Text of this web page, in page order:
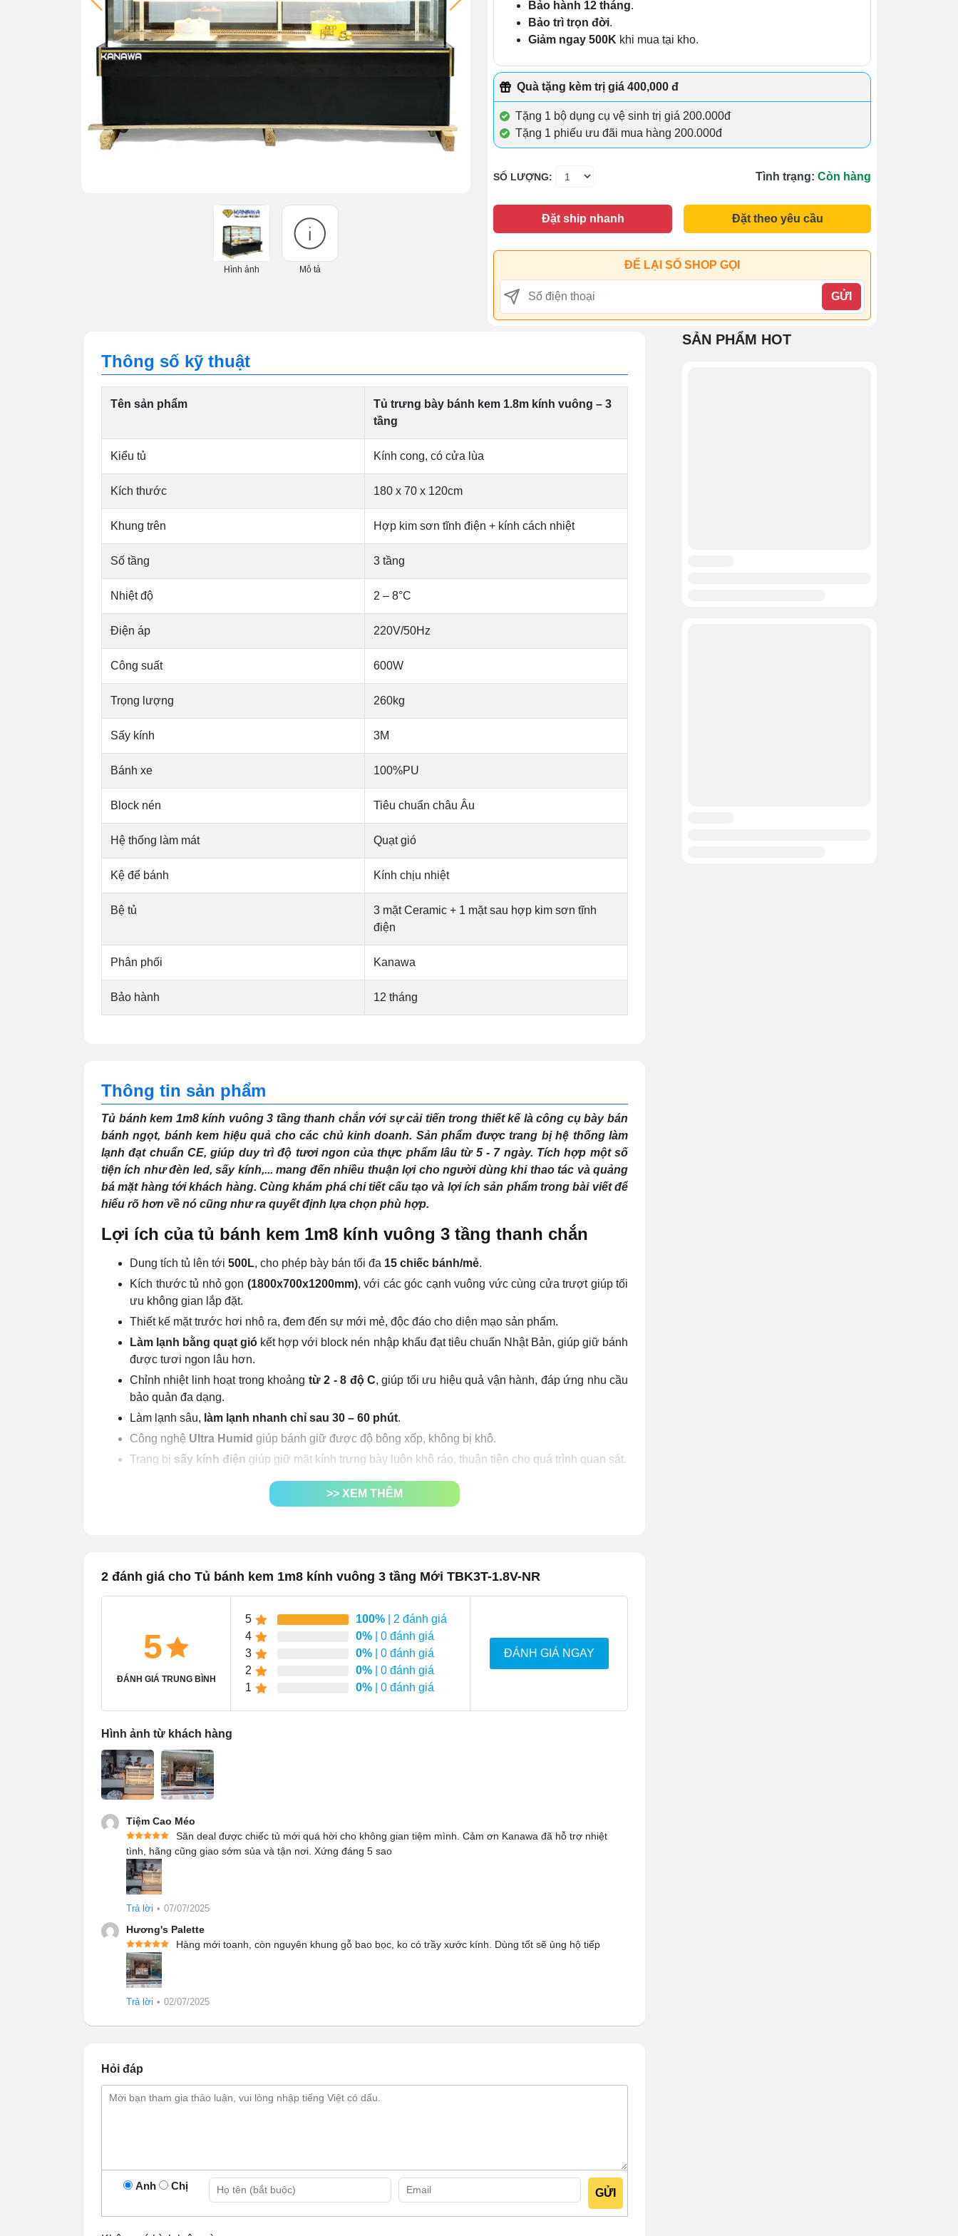
Hình ảnh Mô tả
Bảo hành 12 tháng.
Bảo trì trọn đời.
Giảm ngay 500K khi mua tại kho.
Quà tặng kèm trị giá 400,000 đ
Tặng 1 bộ dụng cụ vệ sinh trị giá 200.000đ
Tặng 1 phiếu ưu đãi mua hàng 200.000đ
SỐ LƯỢNG: Tình trạng: Còn hàng
Đặt ship nhanh Đặt theo yêu cầu
ĐỂ LẠI SỐ SHOP GỌI
GỬI
Thông số kỹ thuật
Tên sản phẩm
Tủ trưng bày bánh kem 1.8m kính vuông – 3
tầng
Kiểu tủ Kính cong, có cửa lùa
Kích thước 180 x 70 x 120cm
Khung trên Hợp kim sơn tĩnh điện + kính cách nhiệt
Số tầng 3 tầng
Nhiệt độ 2 – 8°C
Điện áp 220V/50Hz
Công suất 600W
Trọng lượng 260kg
Sấy kính 3M
Bánh xe 100%PU
Block nén Tiêu chuẩn châu Âu
Hệ thống làm mát Quạt gió
Kệ để bánh Kính chịu nhiệt
Bệ tủ
3 mặt Ceramic + 1 mặt sau hợp kim sơn tĩnh
điện
Phân phối Kanawa
Bảo hành 12 tháng
Thông tin sản phẩm
Tủ bánh kem 1m8 kính vuông 3 tầng thanh chắn với sự cải tiến trong thiết kế là công cụ bày bán
bánh ngọt, bánh kem hiệu quả cho các chủ kinh doanh. Sản phẩm được trang bị hệ thống làm
lạnh đạt chuẩn CE, giúp duy trì độ tươi ngon của thực phẩm lâu từ 5 - 7 ngày. Tích hợp một số
tiện ích như đèn led, sấy kính,... mang đến nhiều thuận lợi cho người dùng khi thao tác và quảng
bá mặt hàng tới khách hàng. Cùng khám phá chi tiết cấu tạo và lợi ích sản phẩm trong bài viết để
hiểu rõ hơn về nó cũng như ra quyết định lựa chọn phù hợp.
Lợi ích của tủ bánh kem 1m8 kính vuông 3 tầng thanh chắn
Dung tích tủ lên tới 500L, cho phép bày bán tối đa 15 chiếc bánh/mẻ.
Kích thước tủ nhỏ gọn (1800x700x1200mm), với các góc cạnh vuông vức cùng cửa trượt giúp tối
ưu không gian lắp đặt.
Thiết kế mặt trước hơi nhô ra, đem đến sự mới mẻ, độc đáo cho diện mạo sản phẩm.
Làm lạnh bằng quạt gió kết hợp với block nén nhập khẩu đạt tiêu chuẩn Nhật Bản, giúp giữ bánh
được tươi ngon lâu hơn.
Chỉnh nhiệt linh hoạt trong khoảng từ 2 - 8 độ C, giúp tối ưu hiệu quả vận hành, đáp ứng nhu cầu
bảo quản đa dạng.
Làm lạnh sâu, làm lạnh nhanh chỉ sau 30 – 60 phút.
Công nghệ Ultra Humid giúp bánh giữ được độ bông xốp, không bị khô.
Trang bị sấy kính điện giúp giữ mặt kính trưng bày luôn khô ráo, thuận tiện cho quá trình quan sát.
Tiết kiệm điện năng khi công suất hoạt động của thiết bị chỉ600W
Hệ thống cấp ẩm giúp giữ bánh được mềm mịn, không bị khô.
Đặc điểm nổi bật của tủ bánh kem 1m8 kính vuông 3 tầng thanh
chắn
Thiết kế tủnhỏ gọn với các thành cạnh vuông góc, tạo sự tối ưu không gian khi lắp đặt.
Khung tủ
chống ăn mòn, chống oxy hóa tốt.
Kính chịu lực3 lớp trong suốt bao quanh thân trên tạo ra không gian trưng bày thu hút, đảm bảo
mặt luôn khô ráo, thuận tiện cho người mua khi quan sát từ ngoài vào.
đèn, nút công tắc làm lạnh, nút công tắc sấy kính, núm chỉnh nhiệt và màn hình hiển thị.
Đèn LED nhỏ, công suất chiếu sáng lớn,giúp tạo không gian trưng bày sống động, bắt mắt
ngay cả trong điều kiện thiếu ánh sáng.
trượt mở nhẹ nhàng theo phương ngang, giúp người dùng lấy thực phẩm bên
trong khoang dễ dàng.
làm mát động cơ, giúp tủ hoạt động bền bỉ mà không bị chập cháy.
>> XEM THÊM
2 đánh giá cho Tủ bánh kem 1m8 kính vuông 3 tầng Mới TBK3T-1.8V-NR
5
ĐÁNH GIÁ TRUNG BÌNH
5 100% | 2 đánh giá
4
0% | 0 đánh giá
3
0% | 0 đánh giá
2
0% | 0 đánh giá
1
0% | 0 đánh giá
ĐÁNH GIÁ NGAY
Hình ảnh từ khách hàng
Tiệm Cao Méo
Săn deal được chiếc tủ mới quá hời cho không gian tiệm mình. Cảm ơn Kanawa đã hỗ trợ nhiệt
tình, hãng cũng giao sớm sủa và tận nơi. Xứng đáng 5 sao
Trả lời • 07/07/2025
Hương's Palette
Hàng mới toanh, còn nguyên khung gỗ bao bọc, ko có trầy xước kính. Dùng tốt sẽ ủng hộ tiếp
Trả lời • 02/07/2025
Hỏi đáp
Anh Chị
SẢN PHẨM HOT